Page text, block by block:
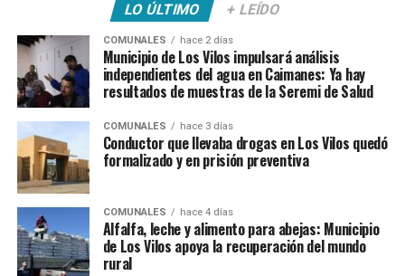
LO ÚLTIMO + LEÍDO
COMUNALES hace 2 días
Municipio de Los Vilos impulsará análisis
independientes del agua en Caimanes: Ya hay
resultados de muestras de la Seremi de Salud
COMUNALES hace 3 días
Conductor que llevaba drogas en Los Vilos quedó
formalizado y en prisión preventiva
COMUNALES hace 4 días
Alfalfa, leche y alimento para abejas: Municipio
de Los Vilos apoya la recuperación del mundo
rural